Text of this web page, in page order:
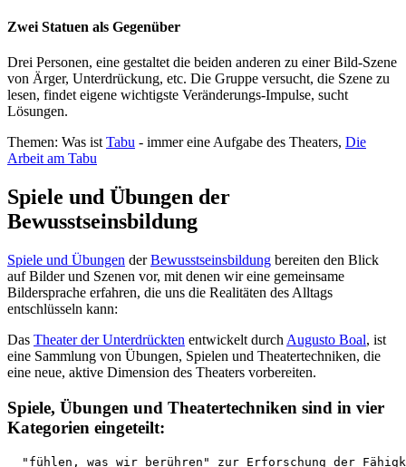
Zwei Statuen als Gegenüber
Drei Personen, eine gestaltet die beiden anderen zu einer Bild-Szene
von Ärger, Unterdrückung, etc. Die Gruppe versucht, die Szene zu
lesen, findet eigene wichtigste Veränderungs-Impulse, sucht
Lösungen.
Themen: Was istTabu - immer eine Aufgabe des Theaters, Die
Arbeit am Tabu
Spiele und Übungen der
Bewusstseinsbildung
Spiele und Übungen derBewusstseinsbildung bereiten den Blick
auf Bilder und Szenen vor, mit denen wir eine gemeinsame
Bildersprache erfahren, die uns die Realitäten des Alltags
entschlüsseln kann:
Das Theater der Unterdrückten entwickelt durch Augusto Boal, ist
eine Sammlung von Übungen, Spielen und Theatertechniken, die
eine neue, aktive Dimension des Theaters vorbereiten.
Spiele, Übungen und Theatertechniken sind in vier
Kategorien eingeteilt:
"fühlen, was wir berühren" zur Erforschung der